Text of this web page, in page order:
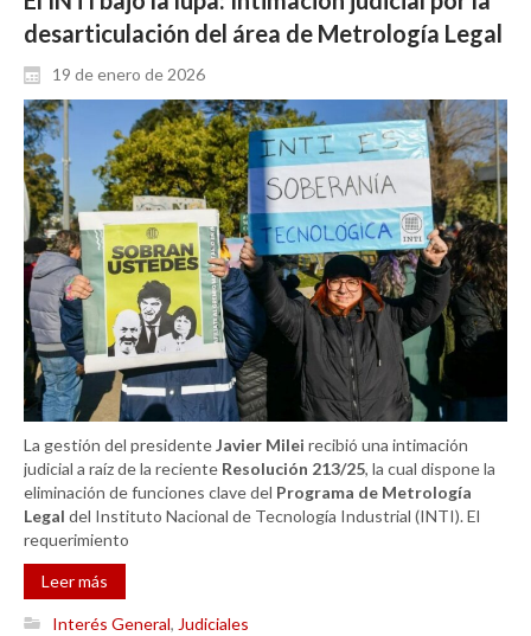
desarticulación del área de Metrología Legal
19 de enero de 2026
La gestión del presidenteJavier Milei recibió una intimación
judicial a raíz de la reciente Resolución 213/25, la cual dispone la
eliminación de funciones clave del Programa de Metrología
Legal del Instituto Nacional de Tecnología Industrial (INTI).El
requerimiento
Leer más
Interés General, Judiciales